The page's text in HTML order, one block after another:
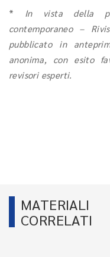
*
In vista della
contemporaneo –
pubblicato in
anonima, con esito
revisori esperti.
MATERIALI
CORRELATI